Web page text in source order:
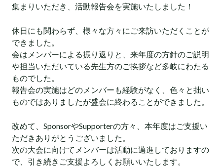
集まりいただき、活動報告会を実施いたしました！
休日にも関わらず、様々な方々にご来訪いただくことが
できました。
会はメンバーによる振り返りと、来年度の方針のご説明
や担当いただいている先生方のご挨拶など多岐にわたる
ものでした。
報告会の実施はどのメンバーも経験がなく、色々と拙い
ものではありましたが盛会に終わることができました。
改めて、SponsorやSupporterの方々、本年度はご支援い
ただきありがとうございました。
次の大会に向けてメンバーは活動に邁進しておりますの
で、引き続きご支援よろしくお願いいたします。